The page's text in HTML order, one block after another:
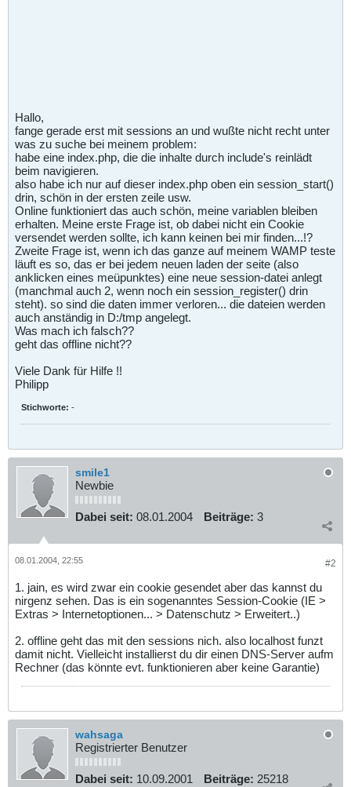
Hallo,
fange gerade erst mit sessions an und wußte nicht recht unter
was zu suche bei meinem problem:
habe eine index.php, die die inhalte durch include's reinlädt
beim navigieren.
also habe ich nur auf dieser index.php oben ein session_start()
drin, schön in der ersten zeile usw.
Online funktioniert das auch schön, meine variablen bleiben
erhalten. Meine erste Frage ist, ob dabei nicht ein Cookie
versendet werden sollte, ich kann keinen bei mir finden...!?
Zweite Frage ist, wenn ich das ganze auf meinem WAMP teste
läuft es so, das er bei jedem neuen laden der seite (also
anklicken eines meüpunktes) eine neue session-datei anlegt
(manchmal auch 2, wenn noch ein session_register() drin
steht). so sind die daten immer verloren... die dateien werden
auch anständig in D:/tmp angelegt.
Was mach ich falsch??
geht das offline nicht??
Viele Dank für Hilfe !!
Philipp
Stichworte: -
smile1
Newbie
Dabei seit: 08.01.2004 Beiträge: 3
#2
08.01.2004, 22:55
1. jain, es wird zwar ein cookie gesendet aber das kannst du
nirgenz sehen. Das is ein sogenanntes Session-Cookie (IE >
Extras > Internetoptionen... > Datenschutz > Erweitert..)
2. offline geht das mit den sessions nich. also localhost funzt
damit nicht. Vielleicht installierst du dir einen DNS-Server aufm
Rechner (das könnte evt. funktionieren aber keine Garantie)
wahsaga
Registrierter Benutzer
Dabei seit: 10.09.2001 Beiträge: 25218